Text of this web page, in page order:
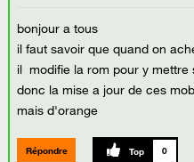
bonjour a tous
il faut savoir que quand on
il modifie la rom pour y mettre
donc la mise a jour de ces
mais d'orange
Répondre 0